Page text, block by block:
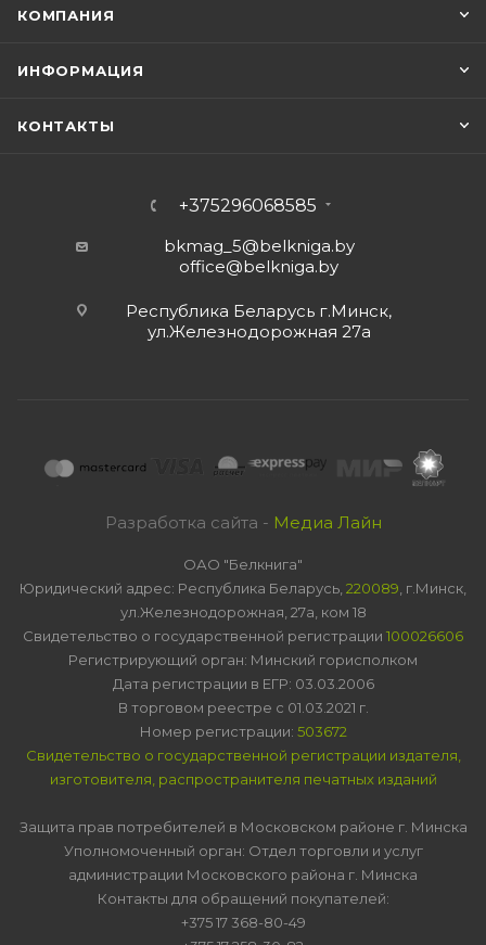
КОМПАНИЯ
ИНФОРМАЦИЯ
КОНТАКТЫ
+375296068585
bkmag_5@belkniga.by
office@belkniga.by
Республика Беларусь г.Минск,
ул.Железнодорожная 27а
Разработка сайта - Медиа Лайн
ОАО "Белкнига"
Юридический адрес: Республика Беларусь, 220089 , г.Минск,
ул.Железнодорожная, 27а, ком 18
Свидетельство о государственной регистрации 100026606
Регистрирующий орган: Минский горисполком
Дата регистрации в ЕГР: 03.03.2006
В торговом реестре с 01.03.2021 г.
Номер регистрации: 503672
Свидетельство о государственной регистрации издателя,
изготовителя, распространителя печатных изданий
Защита прав потребителей в Московском районе г. Минска
Уполномоченный орган: Отдел торговли и услуг
администрации Московского района г. Минска
Контакты для обращений покупателей:
+375 17 368-80-49